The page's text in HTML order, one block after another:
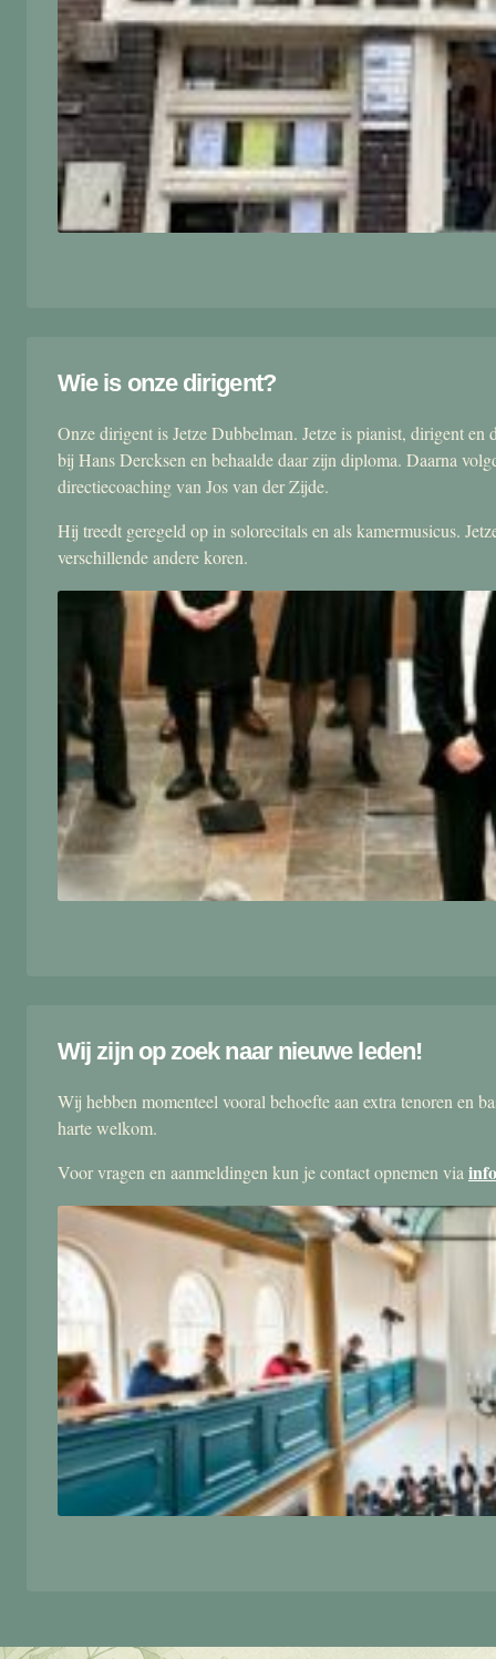
Wie is onze dirigent?
Onze dirigent is Jetze Dubbelman. Jetze is pianist, dirigent
bij Hans Dercksen en behaalde daar zijn diploma. Daarna
directiecoaching van Jos van der Zijde.
Hij treedt geregeld op in solorecitals en als kamermusicus.
verschillende andere koren.
Wij zijn op zoek naar nieuwe leden!
Wij hebben momenteel vooral behoefte aan extra tenoren en
harte welkom.
Voor vragen en aanmeldingen kun je contact opnemen via